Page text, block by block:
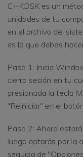
CHKDSK es un
unidades de tu
en el archivo del
es lo que debes
Paso 1: Inicia
cierra sesión en tu
presionada la tecla
"Reiniciar" en el
Paso 2: Ahora
luego optarás por la
seguida de